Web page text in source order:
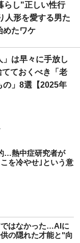
らし"正しい性行
人形を愛する男た
めたワケ
」は早々に手放し
ておくべき「老
の」8選【2025年
…熱中症研究者が
を冷やせ｣という意
はなかった…AIに
の隠れた才能と"向